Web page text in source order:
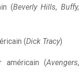
(Beverly Hills, Buffy,
(Dick Tracy)
américain (Avengers,